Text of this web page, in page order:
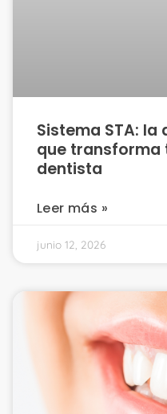
Sistema STA:
que transforma
dentista
Leer más »
junio 12, 2026